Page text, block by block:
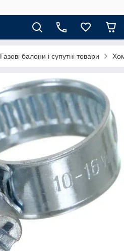
Газові балони і супутні товари